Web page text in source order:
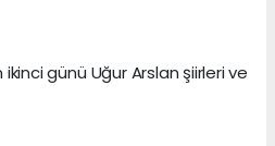
ikinci günü Uğur Arslan şiirleri ve